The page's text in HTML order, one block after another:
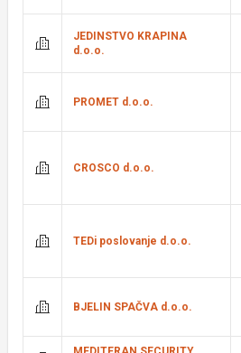
JEDINSTVO KRAPINA
d.o.o.
PROMET d.o.o.
CROSCO d.o.o.
TEDi poslovanje d.o.o.
BJELIN SPAČVA d.o.o.